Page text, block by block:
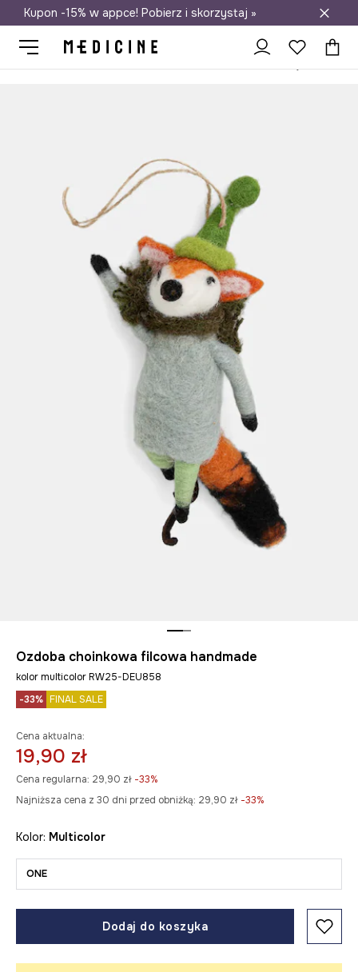
Darmowa dostawa do salonów
Kupon -15% w appce! Pobierz i skorzystaj »
Ozdoba choinkowa filcowa handmade
kolor multicolor RW25-DEU858
-33% FINAL SALE
Cena aktualna:
19,90 zł
Cena regularna: 29,90 zł -33%
Najniższa cena z 30 dni przed obniżką: 29,90 zł -33%
Kolor: multicolor
ONE
Dodaj do koszyka